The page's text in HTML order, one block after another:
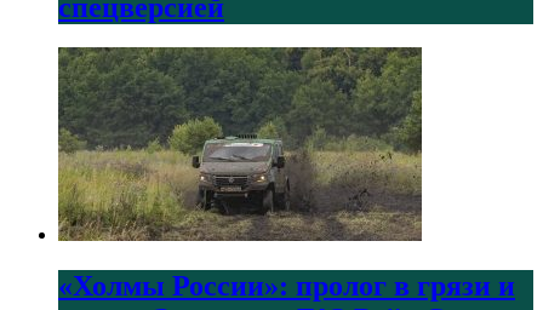
спецверсией
«Холмы России»: пролог в грязи и